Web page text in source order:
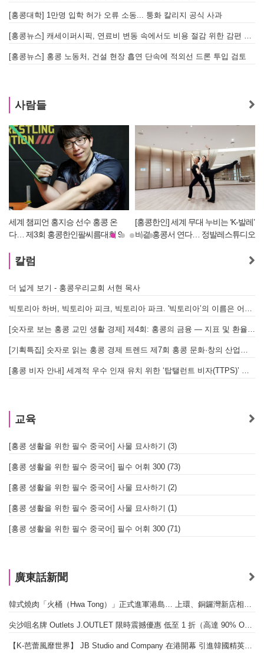
[홍콩대학] 1만명 입학 허가 오류 소동... 퉁화 칼리지 공식 사과
[홍콩뉴스] 캐세이퍼시픽, 연료비 변동 속에서도 비용 절감 위한 감편 계획 없어
[홍콩뉴스] 홍콩 노동처, 건설 현장 흡연 단속에 적외선 드론 투입 검토
사람들
세계 챔피언 홍지승 선수 홍콩 온
다… 제3회 홍콩한인팔씨름대회 9
[홍콩한인] 세계 무대 누비는 ‘K-발레’
비결 홍콩서 연다… 정발레스튜디오
칼럼
더 넓게 보기 - 홍콩우리교회 서현 목사
빅토리아 하버, 빅토리아 피크, 빅토리아 파크. '빅토리아’의 이름은 어떻게 온 걸까? - [이승권 원장의 생활칼럼]
[숫자로 보는 홍콩 교민 생활 경제] 제4회: 홍콩의 금융 — 지표 및 환율, MPF 운영 현황
[기획특집] 숫자로 읽는 홍콩 경제 트렌드 제7회 홍콩 문화·창의 산업의 구조와 분야별 동향
[홍콩 비자 안내] 세계적 우수 인재 유치 위한 ‘탑탤런트 비자(TTPS)’ 주요 요건
교육
[홍콩 생활을 위한 필수 중국어] 사물 묘사하기 (3)
[홍콩 생활을 위한 필수 중국어] 필수 어휘 300 (73)
[홍콩 생활을 위한 필수 중국어] 사물 묘사하기 (2)
[홍콩 생활을 위한 필수 중국어] 사물 묘사하기 (1)
[홍콩 생활을 위한 필수 중국어] 필수 어휘 300 (71)
廣東話新聞
韓式燒肉「火桶（Hwa Tong）」正式進軍港島… 上環、銅鑼灣新店相繼開幕
尖沙咀名牌 Outlets J.OUTLET 限時震撼優惠 低至 1 折（高達 90% OFF）
【K-芭蕾風靡世界】 JB Studio and Company 在港開幕 引進韓國精英芭蕾教育系統